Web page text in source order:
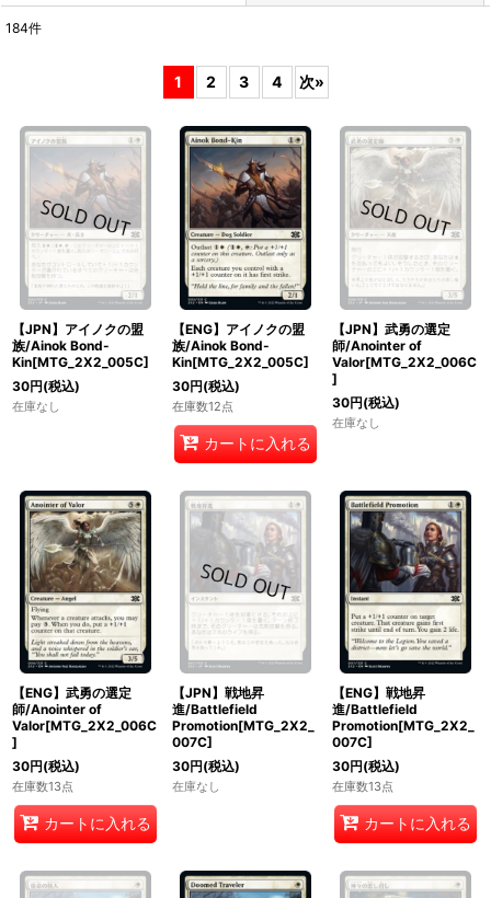
並び順:
絞り込む
184件
1 2 3 4 次»
【JPN】アイノクの盟
族/Ainok Bond-
Kin[MTG_2X2_005C]
30円(税込)
在庫なし
【ENG】アイノクの盟
族/Ainok Bond-
Kin[MTG_2X2_005C]
30円(税込)
在庫数12点
カートに入れる
【JPN】武勇の選定
師/Anointer of
Valor[MTG_2X2_006C
]
30円(税込)
在庫なし
【ENG】武勇の選定
師/Anointer of
Valor[MTG_2X2_006C
]
30円(税込)
在庫数13点
カートに入れる
【JPN】戦地昇
進/Battlefield
Promotion[MTG_2X2_
007C]
30円(税込)
在庫なし
【ENG】戦地昇
進/Battlefield
Promotion[MTG_2X2_
007C]
30円(税込)
在庫数13点
カートに入れる